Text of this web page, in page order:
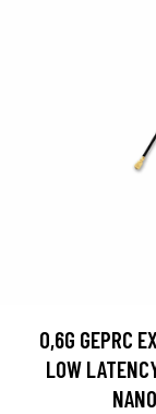
0,6G GEPRC
LOW